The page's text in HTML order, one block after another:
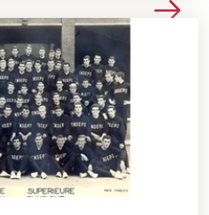
Voir les détails de la